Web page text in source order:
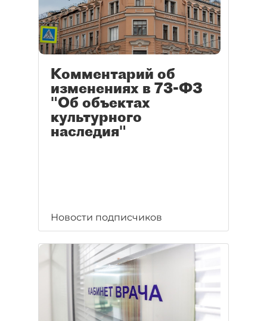
Комментарий об
изменениях в 73-ФЗ
"Об объектах
культурного
наследия"
Новости подписчиков